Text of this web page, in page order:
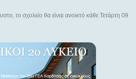
σχολείο θα είναι ανοικτό κάθε Τετάρτη 09.00-